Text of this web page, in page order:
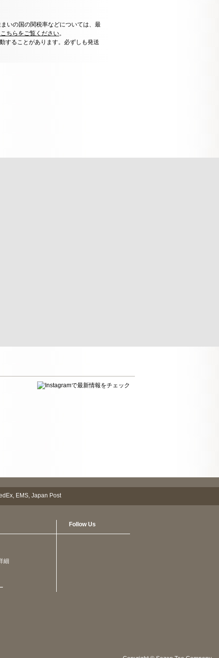
いの国の関税率などについては、最
ちらをご覧ください。
することがあります。必ずしも発送
細
Follow Us